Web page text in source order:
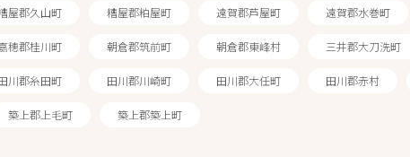
屋郡久山町 糟屋郡粕屋町 遠賀郡芦屋町 遠賀郡水巻町
穂郡桂川町 朝倉郡筑前町 朝倉郡東峰村 三井郡大刀洗町
川郡糸田町 田川郡川崎町 田川郡大任町 田川郡赤村
築上郡上毛町 築上郡築上町